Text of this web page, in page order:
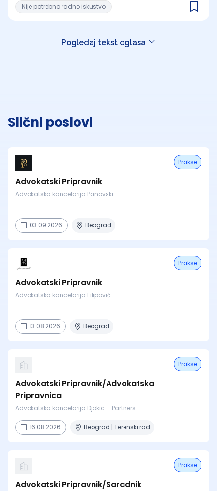
Nije potrebno radno iskustvo
Pogledaj tekst oglasa
Slični poslovi
Prakse
Advokatski Pripravnik
Advokatska kancelarija Panovski
03.09.2026. Beograd
Prakse
Advokatski Pripravnik
Advokatska kancelarija Filipović
13.08.2026. Beograd
Prakse
Advokatski Pripravnik/Advokatska
Pripravnica
Advokatska kancelarija Djokic + Partners
16.08.2026. Beograd | Terenski rad
Prakse
Advokatski Pripravnik/Saradnik